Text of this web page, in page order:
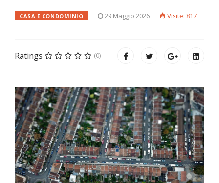
CASA E CONDOMINIO 29 Maggio 2026 Visite: 817
Ratings (0)